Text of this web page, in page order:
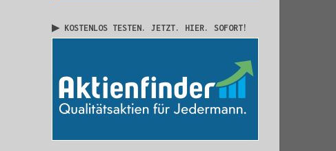
▶ KOSTENLOS TESTEN. JETZT. HIER. SOFORT!